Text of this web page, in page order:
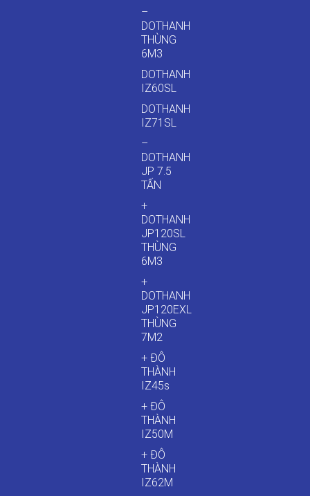
–
DOTHANH
THÙNG
6M3
DOTHANH
IZ60SL
DOTHANH
IZ71SL
–
DOTHANH
JP 7.5
TẤN
+
DOTHANH
JP120SL
THÙNG
6M3
+
DOTHANH
JP120EXL
THÙNG
7M2
+ ĐÔ
THÀNH
IZ45s
+ ĐÔ
THÀNH
IZ50M
+ ĐÔ
THÀNH
IZ62M